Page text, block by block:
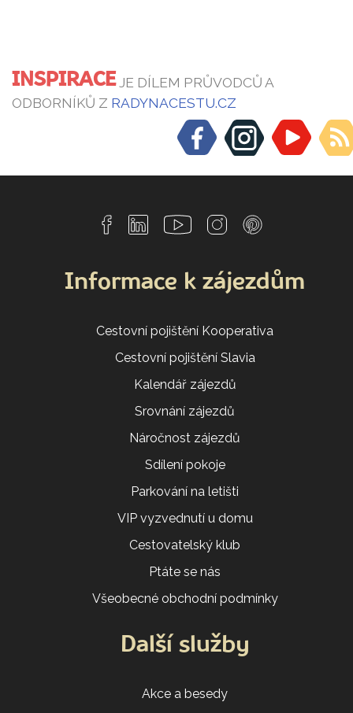
INSPIRACEJE DÍLEM PRŮVODCŮ A
ODBORNÍKŮ Z RADYNACESTU.CZ
Informace k zájezdům
Cestovní pojištění Kooperativa
Cestovní pojištění Slavia
Kalendář zájezdů
Srovnání zájezdů
Náročnost zájezdů
Sdílení pokoje
Parkování na letišti
VIP vyzvednutí u domu
Cestovatelský klub
Ptáte se nás
Všeobecné obchodní podmínky
Další služby
Akce a besedy